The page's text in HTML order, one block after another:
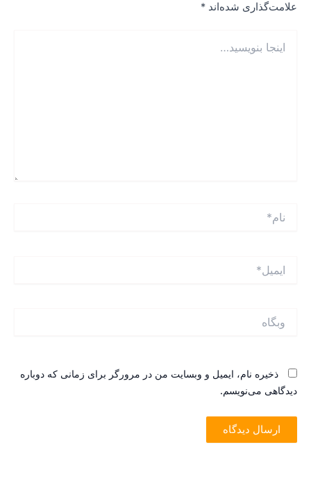
شده‌اند*
ذخیره نام، ایمیل و وبسایت من در مرورگر برای زمانی که دوباره
می‌نویسم.